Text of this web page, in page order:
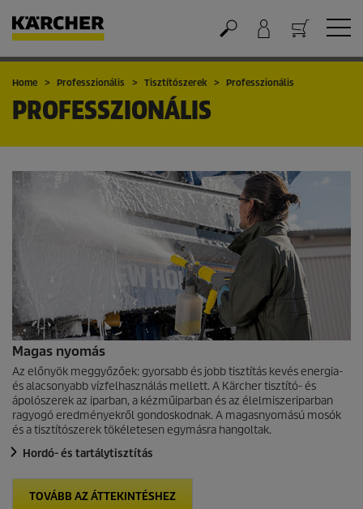
Kosár
Home Professzionális Tisztítószerek Professzionális
PROFESSZIONÁLIS
Magas nyomás
Az előnyök meggyőzőek: gyorsabb és jobb tisztítás kevés energia-
és alacsonyabb vízfelhasználás mellett. A Kärcher tisztító- és
ápolószerek az iparban, a kézműiparban és az élelmiszeriparban
ragyogó eredményekről gondoskodnak. A magasnyomású mosók
és a tisztítószerek tökéletesen egymásra hangoltak.
Hordó- és tartálytisztítás
TOVÁBB AZ ÁTTEKINTÉSHEZ